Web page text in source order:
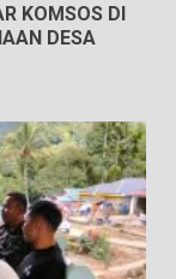
KOMSOS DI
DESA